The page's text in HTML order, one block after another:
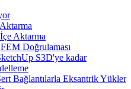
Aktarma
Doğrulaması
S3D'ye kadar
Bağlantılarla Eksantrik Yükler